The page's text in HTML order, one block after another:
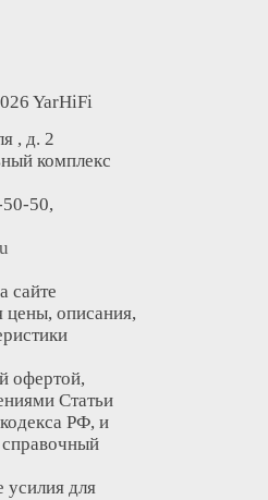
YarHiFi
, д. 2
комплекс
50,
сайте
описания,
офертой,
Статьи
РФ, и
для